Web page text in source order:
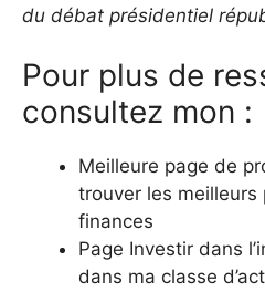
du débat présidentiel
Pour plus de
consultez mon :
Meilleure page de
trouver les meilleurs
finances
Page Investir dans
dans ma classe